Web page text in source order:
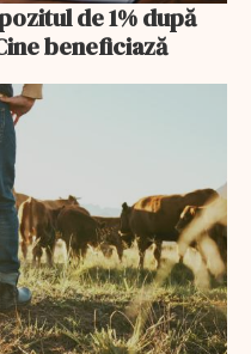
de 1% după
beneficiază